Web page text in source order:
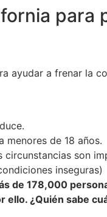
para
ayudar a frenar la
menores de 18 años.
circunstancias son
inseguras)
de 178,000
¿Quién sabe